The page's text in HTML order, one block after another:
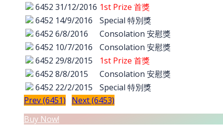
6452 31/12/2016 1st Prize 首獎
6452 14/9/2016
Special 特別獎
6452 6/8/2016
Consolation 安慰獎
6452 10/7/2016
Consolation 安慰獎
6452 29/8/2015
1st Prize 首獎
6452 8/8/2015
Consolation 安慰獎
6452 22/2/2015
Special 特別獎
Prev (6451)
Next (6453)
Buy Now!